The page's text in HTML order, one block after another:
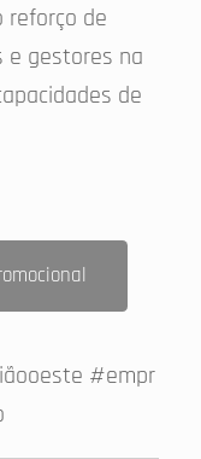
reforço de
e gestores na
de
#empr